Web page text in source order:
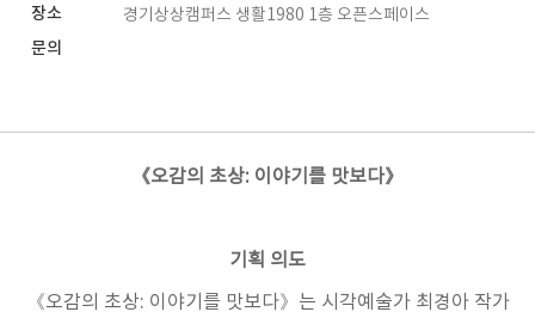
장소 경기상상캠퍼스 생활1980 1층 오픈스페이스
문의
《오감의 초상: 이야기를 맛보다》
기획 의도
《오감의 초상: 이야기를 맛보다》는 시각예술가 최경아 작가